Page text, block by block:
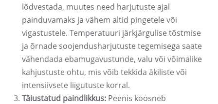
lõdvestada, muutes need harjutuste ajal
painduvamaks ja vähem altid pingetele või
vigastustele. Temperatuuri järkjärgulise tõstmise
ja õrnade soojendusharjutuste tegemisega saate
vähendada ebamugavustunde, valu või võimalike
kahjustuste ohtu, mis võib tekkida äkiliste või
intensiivsete liigutuste korral.
Täiustatud paindlikkus: Peenis koosneb